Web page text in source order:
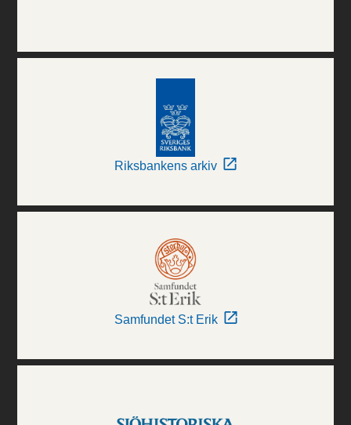
Riksbankens arkiv
Samfundet S:t Erik